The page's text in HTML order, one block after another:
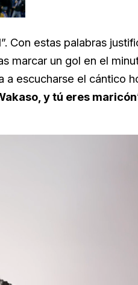
Con estas palabras
marcar un gol en el
a escucharse el cántico
y tú eres